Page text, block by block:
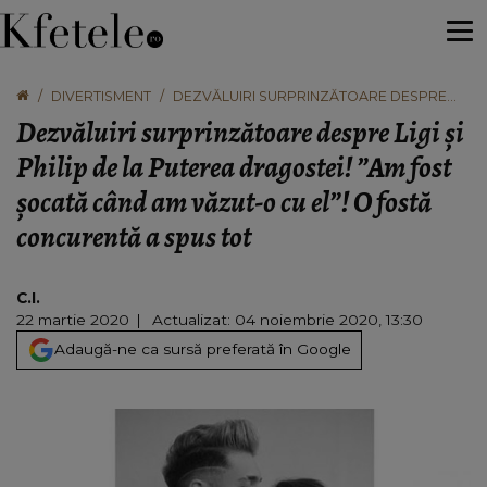
DIVERTISMENT
DEZVĂLUIRI SURPRINZĂTOARE DESPRE
”AM FOST ȘOCATĂ CÂND AM VĂZUT-O CU
EL”! O FOSTĂ CONCURENTĂ A SPUS TOT
Dezvăluiri surprinzătoare despre Ligi și
Philip de la Puterea dragostei! ”Am fost
șocată când am văzut-o cu el”! O fostă
concurentă a spus tot
C.I.
22 martie 2020
Actualizat: 04 noiembrie 2020, 13:30
Adaugă-ne ca sursă preferată în Google